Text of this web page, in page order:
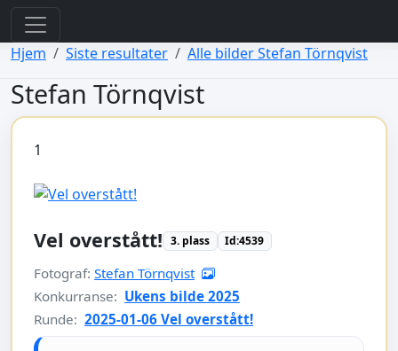
view: menus/_default.php
Hjem
Siste resultater Alle bilder Stefan Törnqvist
Stefan Törnqvist
1
Vel overstått! 3. plass Id:4539
Fotograf: Stefan Törnqvist
Konkurranse: Ukens bilde 2025
Runde: 2025-01-06 Vel overstått!